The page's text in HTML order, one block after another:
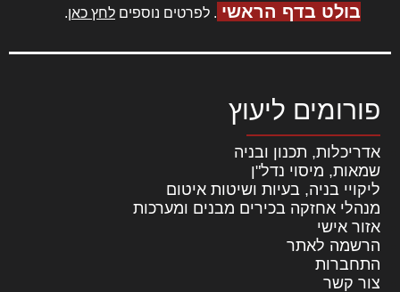
בולט בדף הראשי . לפרטים נוספים לחץ כאן.
פורומים ליעוץ
אדריכלות, תכנון ובניה
שמאות, מיסוי נדל"ן
ליקויי בניה, בעיות ושיטות איטום
מנהלי אחזקה בכירים מבנים ומערכות
אזור אישי
הרשמה לאתר
התחברות
צור קשר